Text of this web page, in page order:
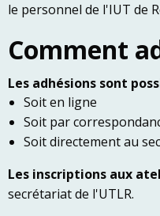
le personnel de l'IUT de
Comment
Les adhésions sont
Soit en ligne
Soit par
Soit directement au
Les inscriptions aux
secrétariat de l'UTLR.